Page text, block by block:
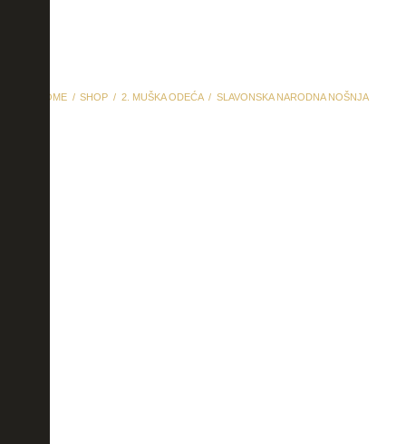
HOME SHOP 2. MUŠKA ODEĆA SLAVONSKA NARODNA NOŠNJA